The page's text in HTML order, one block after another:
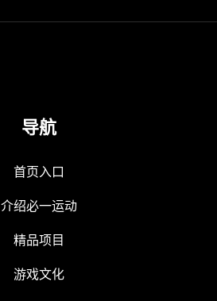
导航
首页入口
介绍必一运动
精品项目
游戏文化